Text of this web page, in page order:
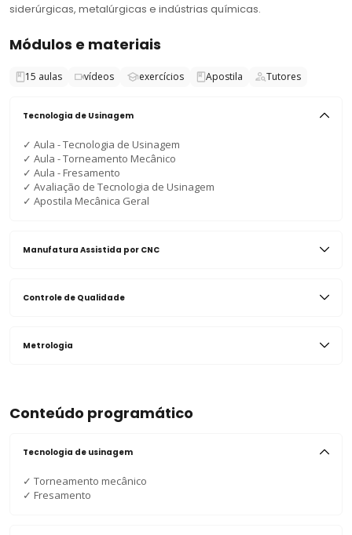
siderúrgicas, metalúrgicas e indústrias químicas.
Módulos e materiais
15 aulas vídeos exercícios Apostila Tutores
Tecnologia de Usinagem
✓ Aula - Tecnologia de Usinagem
✓ Aula - Torneamento Mecânico
✓ Aula - Fresamento
✓ Avaliação de Tecnologia de Usinagem
✓ Apostila Mecânica Geral
Manufatura Assistida por CNC
Controle de Qualidade
Metrologia
Conteúdo programático
Tecnologia de usinagem
✓ Torneamento mecânico
✓ Fresamento